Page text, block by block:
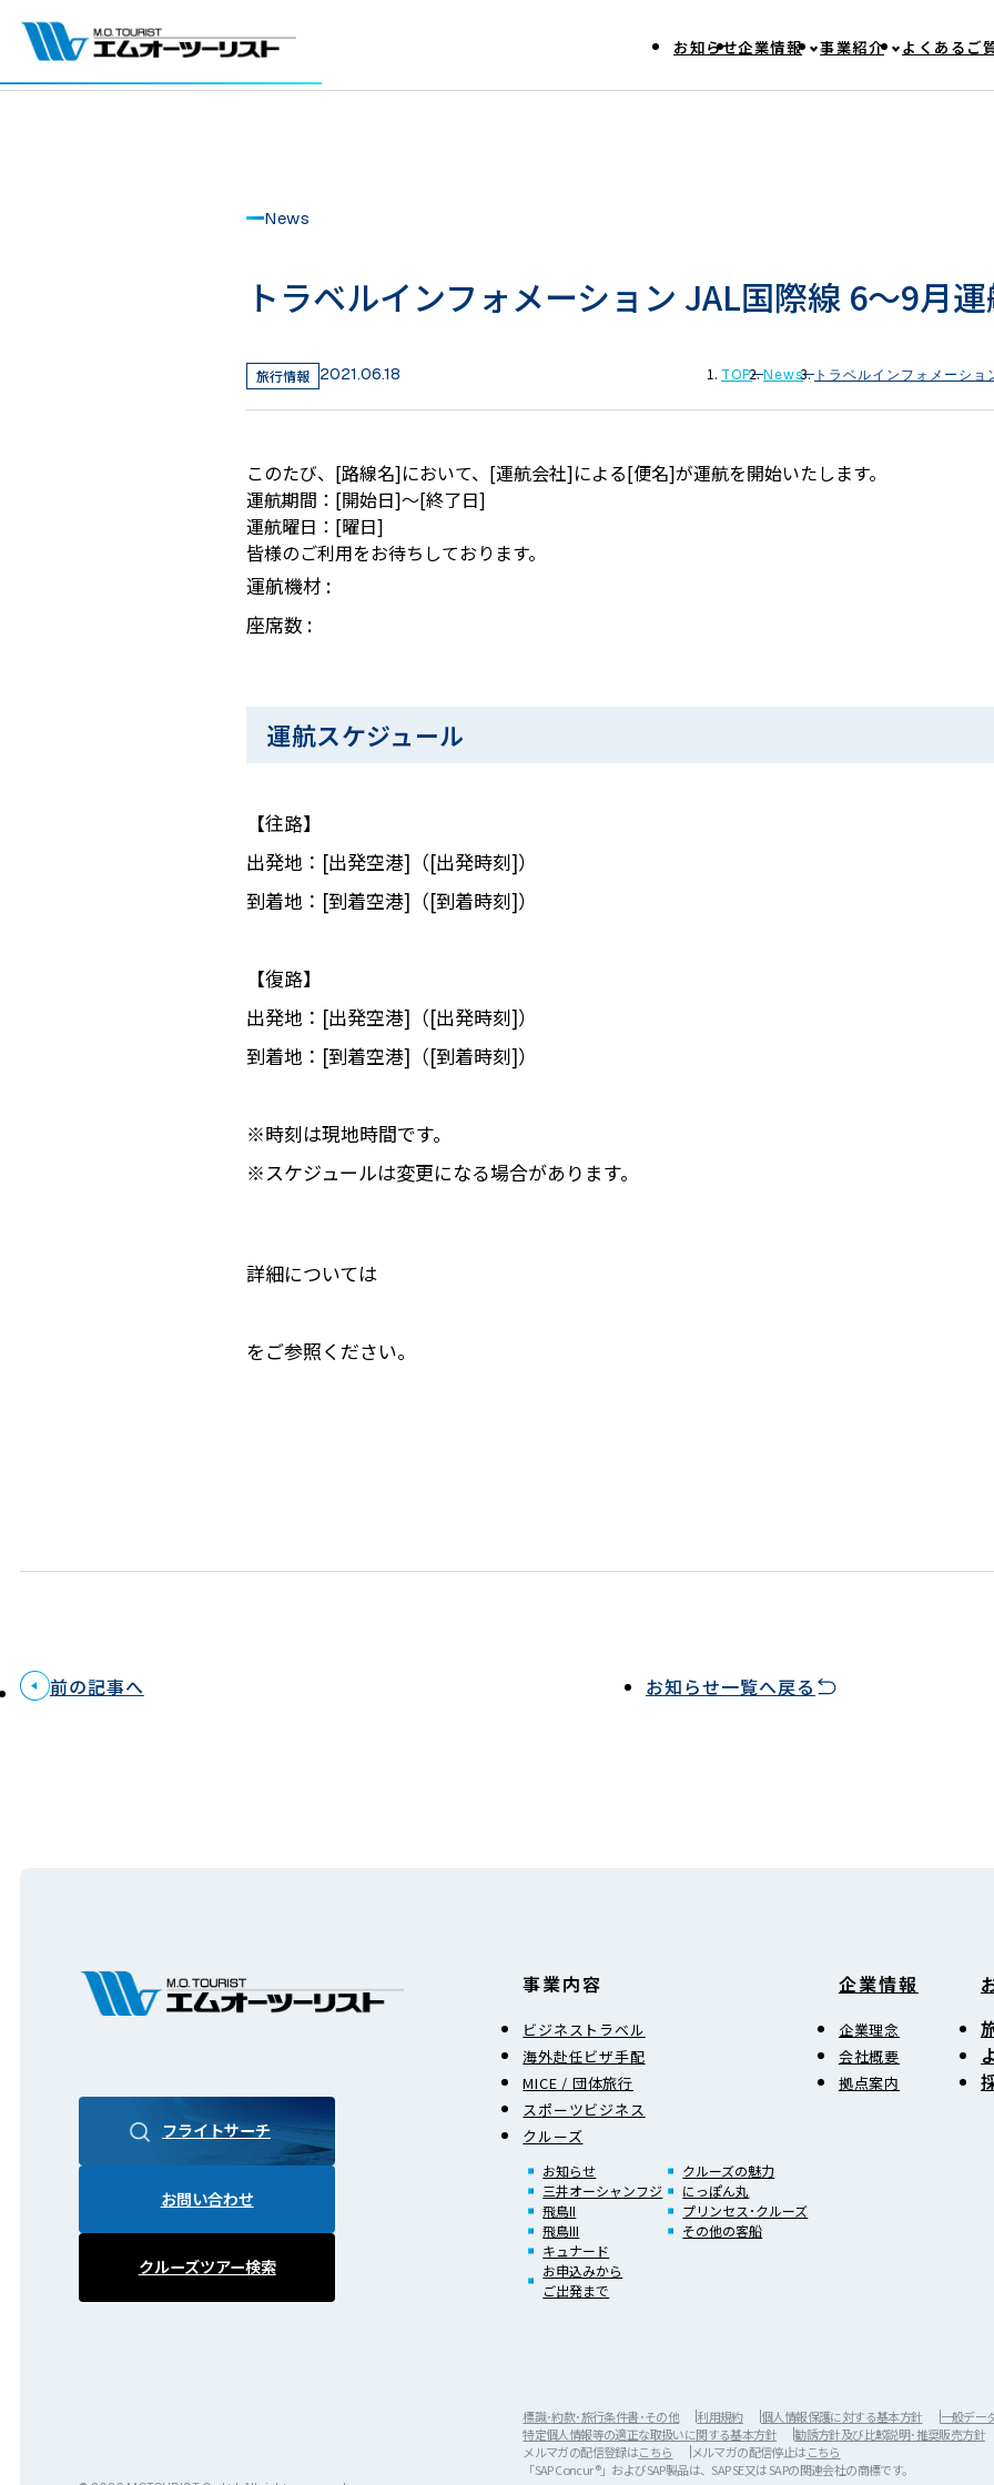
お知らせ企業情報 事業紹介 よくあるご
News
トラベルインフォメーション JAL国際線 6〜9月
旅行情報 2021.06.18 TOP News トラベルインフォメーシ
このたび、[路線名]において、[運航会社]による[便名]が運航を開始いたします。
運航期間：[開始日]～[終了日]
運航曜日：[曜日]
皆様のご利用をお待ちしております。
運航機材 :
座席数 :
運航スケジュール
【往路】
出発地：[出発空港]（[出発時刻]）
到着地：[到着空港]（[到着時刻]）
【復路】
出発地：[出発空港]（[出発時刻]）
到着地：[到着空港]（[到着時刻]）
※時刻は現地時間です。
※スケジュールは変更になる場合があります。
詳細については
をご参照ください。
前の記事へ お知らせ一覧へ戻る
フライトサーチ
お問い合わせ
クルーズツアー検索
事業内容
ビジネストラベル
海外赴任ビザ手配
MICE / 団体旅行
スポーツビジネス
クルーズ
お知らせ
三井オーシャンフジ
飛鳥II
飛鳥III
キュナード
お申込みから
ご出発まで
クルーズの魅力
にっぽん丸
プリンセス･クルーズ
その他の客船
企業情報
企業理念
会社概要
拠点案内
標識･約款･旅行条件書･その他 利用規約 個人情報保護に対する基本方針
一般デー
特定個人情報等の適正な取扱いに関する基本方針
勧誘方針及び比較説明･推奨販売方針
メルマガの配信登録はこちら メルマガの配信停止はこちら
「SAP Concur®」およびSAP製品は、SAP SE又は SAPの関連会社の商標です。